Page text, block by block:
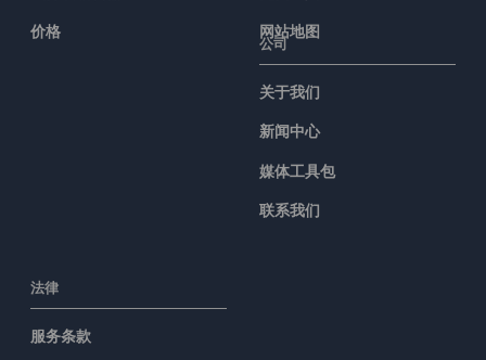
价格
网站地图
公司
关于我们
新闻中心
媒体工具包
联系我们
法律
服务条款